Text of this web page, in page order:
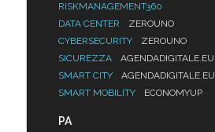
RISKMANAGEMENT360
DATA CENTER
ZEROUNO
CYBERSECURITY
ZEROUNO
SICUREZZA
AGENDADIGITALE.EU
SMART CITY
AGENDADIGITALE.EU
SMART MOBILITY
ECONOMYUP
PA